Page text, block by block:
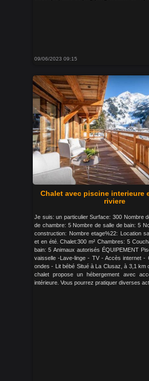
09/06/2023 09:15
Chalet avec piscine interieure
riviere
Je suis: un particulier Surface: 300 Nombre
de chambre: 5 Nombre de salle de bain: 5
construction: Nombre etage%22: Location
et en été. Chalet:300 m² Chambres: 5
bain: 5 Animaux autorisés ÉQUIPEMENT
vaisselle -Lave-linge - TV - Accès internet -
ondes - Lit bébé Situé à La Clusaz, à 3,1 km
chalet propose un hébergement avec
intérieure. Vous pourrez pratiquer diverses